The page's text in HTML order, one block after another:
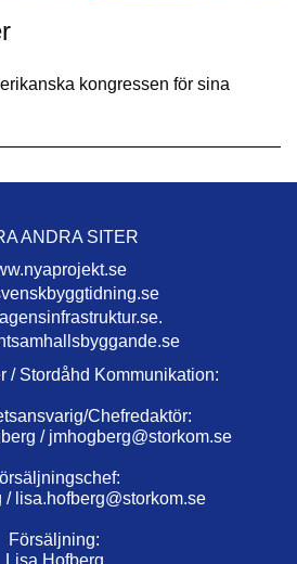
kongressen för sina
ANDRA SITER
/ Stordåhd Kommunikation:
Chefredaktör:
/ jmhogberg@storkom.se
/ lisa.hofberg@storkom.se
Försäljning:
Lisa Hofberg